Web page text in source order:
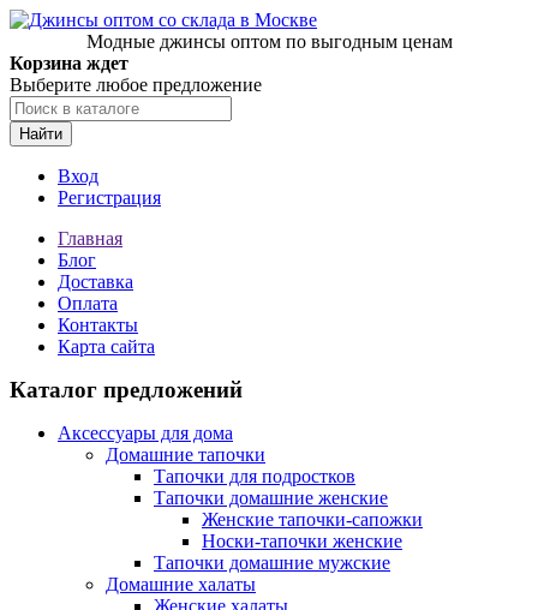
Модные джинсы оптом по выгодным ценам
Корзина ждет
Выберите любое предложение
Найти
Вход
Регистрация
Главная
Блог
Доставка
Оплата
Контакты
Карта сайта
Каталог предложений
Аксессуары для дома
Домашние тапочки
Тапочки для подростков
Тапочки домашние женские
Женские тапочки-сапожки
Носки-тапочки женские
Тапочки домашние мужские
Домашние халаты
Женские халаты